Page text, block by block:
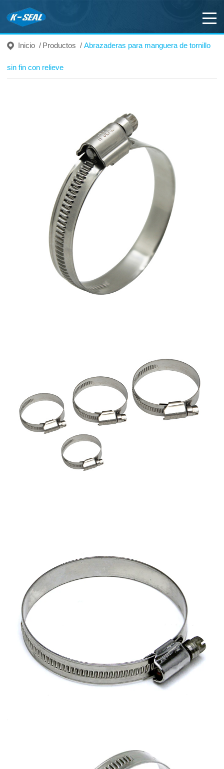
Inicio / Productos / Abrazaderas para manguera de tornillo
sin fin con relieve